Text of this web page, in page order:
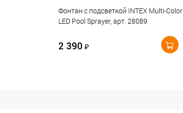
Фонтан с подсветкой INTEX Multi-Color
LED Pool Sprayer, арт. 28089
2 390 ₽